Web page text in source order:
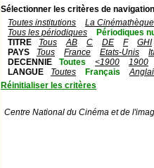
Sélectionner les critères de
Toutes institutions
La
Tous les périodiques
Périodiques
TITRE
Tous AB C DE F
GHI
PAYS
Tous France Etats-Unis
DECENNIE
Toutes <1900
1900
LANGUE
Toutes Français
Réinitialiser les critères
Centre National du Cinéma et de